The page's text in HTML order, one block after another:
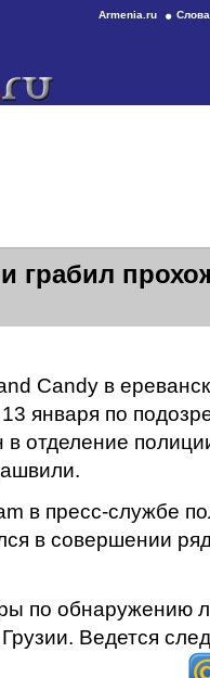
Armenia.ru
грабил
Candy в
января по
отделение
в пресс-службе
в совершении
по обнаружению
Ведется